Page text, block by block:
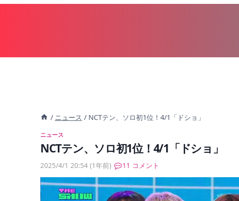
/ ニュース / NCTテン、ソロ初1位！4/1「ドショ」
ニュース
NCTテン、ソロ初1位！4/1「ドショ」
2025/4/1 20:54 (1年前) 11 コメント